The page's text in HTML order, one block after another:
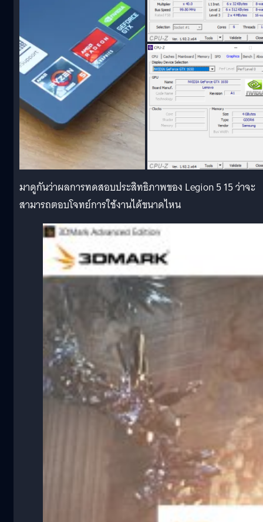
มาดูกันว่าผลการทดสอบประสิทธิภาพของ Legion 5 15 ว่าจะ
สามารถตอบโจทย์การใช้งานได้ขนาดไหน